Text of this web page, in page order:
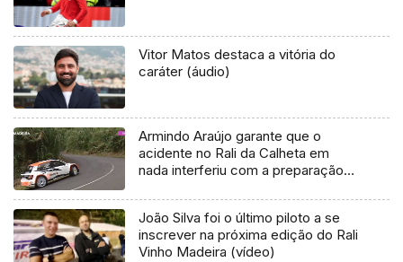
Vitor Matos destaca a vitória do
caráter (áudio)
Armindo Araújo garante que o
acidente no Rali da Calheta em
nada interferiu com a preparação
João Silva foi o último piloto a se
inscrever na próxima edição do Rali
Vinho Madeira (vídeo)